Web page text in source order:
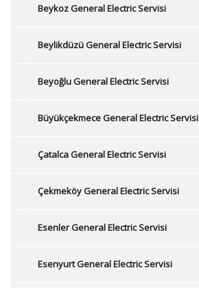
Beykoz General Electric Servisi
Beylikdüzü General Electric Servisi
Beyoğlu General Electric Servisi
Büyükçekmece General Electric Servisi
Çatalca General Electric Servisi
Çekmeköy General Electric Servisi
Esenler General Electric Servisi
Esenyurt General Electric Servisi